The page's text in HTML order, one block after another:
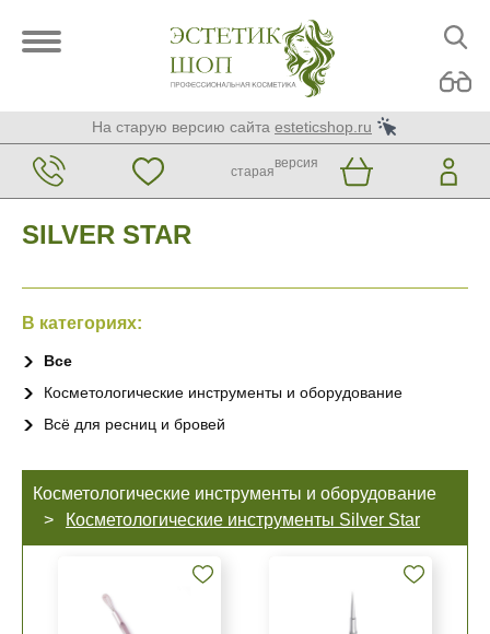
На старую версию сайта esteticshop.ru
старая
версия
SILVER STAR
В категориях:
Все
Косметологические инструменты и оборудование
Всё для ресниц и бровей
Косметологические инструменты и оборудование
Косметологические инструменты Silver Star